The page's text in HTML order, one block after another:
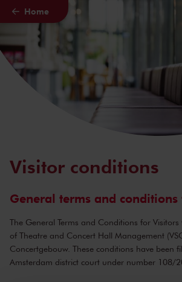
Skip to main content
Home
Visitor conditions
General terms and
The General Terms and Conditions for Visitors
of Theatre and Concert Hall Management
Concertgebouw. These conditions have been
Amsterdam district court under number 108/